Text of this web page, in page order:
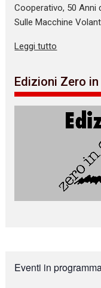
Cooperativo, 50 Anni
Sulle Macchine
Leggi tutto
Edizioni Zero
Eventi in